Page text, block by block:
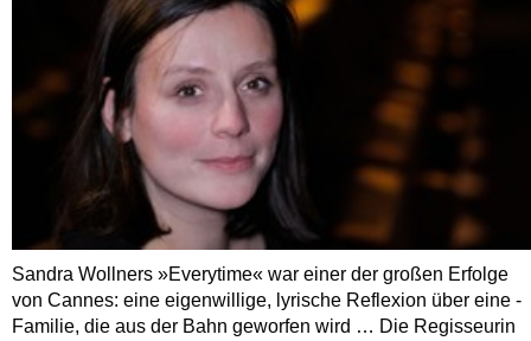
Sandra Wollners »Everytime« war einer der großen Erfolge
von Cannes: eine eigenwillige, lyrische Reflexion über eine ­
Familie, die aus der Bahn geworfen wird … Die Regisseurin